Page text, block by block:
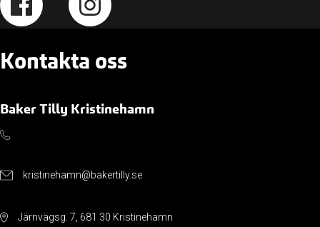
Kontakta oss
Baker Tilly Kristinehamn
kristinehamn@bakertilly.se
Järnvägsg. 7, 681 30 Kristinehamn